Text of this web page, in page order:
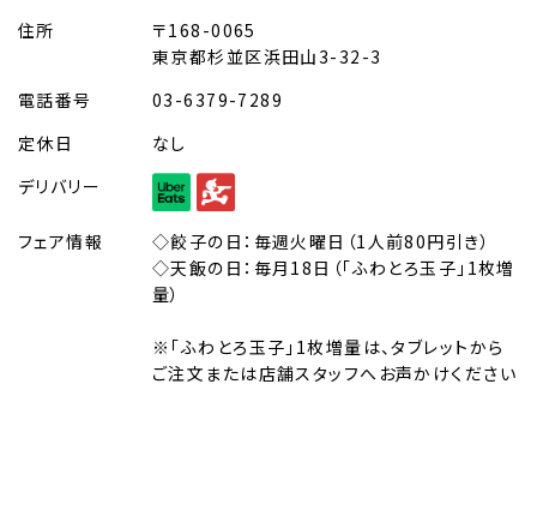
住所
〒168-0065
東京都杉並区浜田山3-32-3
電話番号
03-6379-7289
定休日
なし
デリバリー
フェア情報
◇餃子の日：毎週火曜日（1人前80円引き）
◇天飯の日：毎月18日（「ふわとろ玉子」1枚増
量）
※「ふわとろ玉子」1枚増量は、タブレットから
ご注文または店舗スタッフへお声かけください